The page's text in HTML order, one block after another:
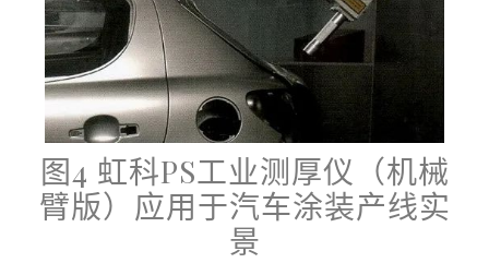
图4 虹科PS工业测厚仪（机械
臂版）应用于汽车涂装产线实
景